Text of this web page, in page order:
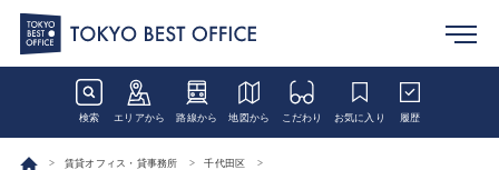
検索 エリアから 路線から 地図から こだわり お気に入り 履歴
賃貸オフィス・貸事務所
千代田区